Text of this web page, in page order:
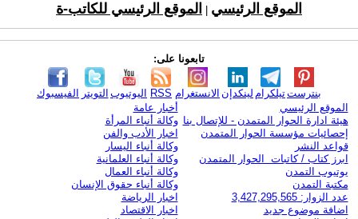
الموقع الرئيسي الموقع الرئيسي للكاتب-ة
تابعونا على:
الفيسبوك التويتر اليوتيوب RSS الانستغرام لينكدإن تيلكرامبنترست
الموقع الرئيسي
هيئة ادارة الحوار المتمدن - للإتصال بنا
إحصائيات مؤسسة الحوار المتمدن
قواعد النشر
ابرز كتاب / كاتبات الحوار المتمدن
يوتيوب التمدن
مكتبة التمدن
عدد الزوار: 3,427,295,565
اضافة موضوع جديد
أخبار عامة
وكالة أنباء المرأة
اخبار الأدب والفن
وكالة أنباء اليسار
وكالة أنباء العلمانية
وكالة أنباء العمال
وكالة أنباء حقوق الإنسان
اخبار الرياضة
اخبار الاقتصاد